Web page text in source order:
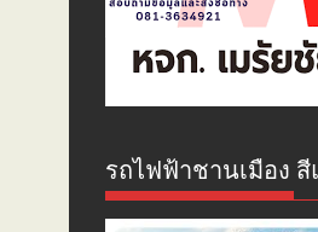
รถไฟฟ้าชานเมือง สี